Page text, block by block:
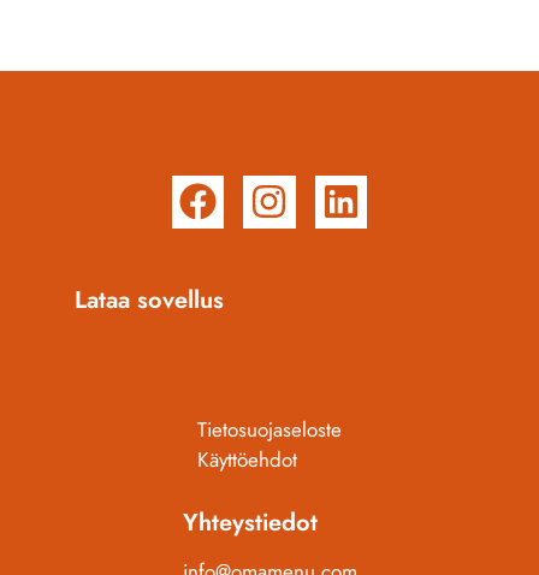
Lataa sovellus
Tietosuojaseloste
Käyttöehdot
Yhteystiedot